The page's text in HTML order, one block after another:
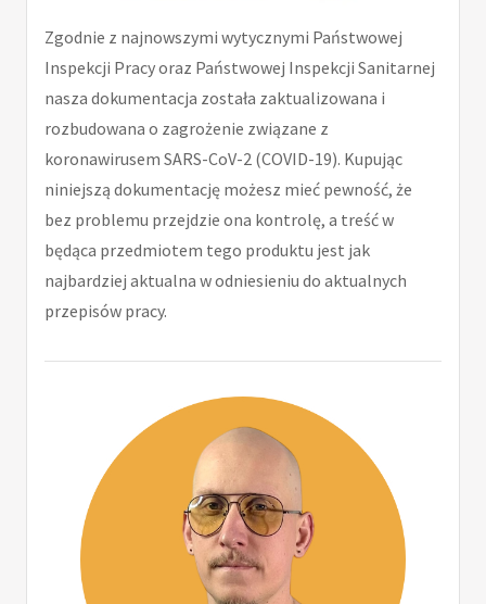
Zgodnie z najnowszymi wytycznymi Państwowej
Inspekcji Pracy oraz Państwowej Inspekcji Sanitarnej
nasza dokumentacja została zaktualizowana i
rozbudowana o zagrożenie związane z
koronawirusem SARS-CoV-2 (COVID-19). Kupując
niniejszą dokumentację możesz mieć pewność, że
bez problemu przejdzie ona kontrolę, a treść w
będąca przedmiotem tego produktu jest jak
najbardziej aktualna w odniesieniu do aktualnych
przepisów pracy.